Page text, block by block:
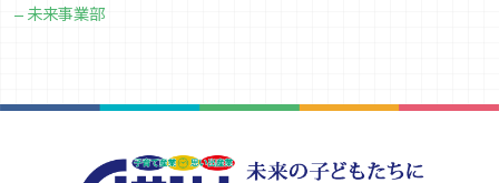
未来事業部